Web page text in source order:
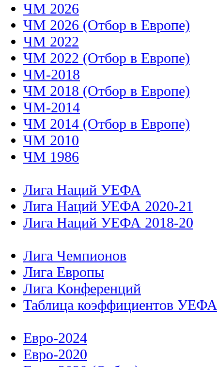
ЧМ 2026
ЧМ 2026 (Отбор в Европе)
ЧМ 2022
ЧМ 2022 (Отбор в Европе)
ЧМ-2018
ЧМ 2018 (Отбор в Европе)
ЧМ-2014
ЧМ 2014 (Отбор в Европе)
ЧМ 2010
ЧМ 1986
Лига Наций УЕФА
Лига Наций УЕФА 2020-21
Лига Наций УЕФА 2018-20
Лига Чемпионов
Лига Европы
Лига Конференций
Таблица коэффициентов УЕФА
Евро-2024
Евро-2020